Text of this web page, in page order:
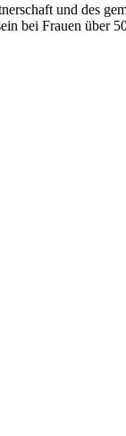
und des
bei Frauen über